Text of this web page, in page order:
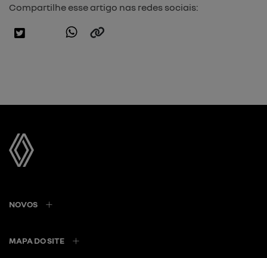
Compartilhe esse artigo nas redes sociais:
NOVOS
MAPA DO SITE